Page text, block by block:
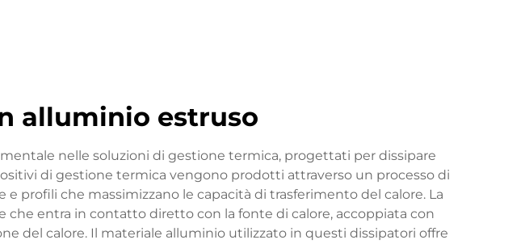
alluminio estruso
nelle soluzioni di gestione termica, progettati per dissipare
di gestione termica vengono prodotti attraverso un processo di
profili che massimizzano le capacità di trasferimento del calore. La
entra in contatto diretto con la fonte di calore, accoppiata con
del calore. Il materiale alluminio utilizzato in questi dissipatori offre